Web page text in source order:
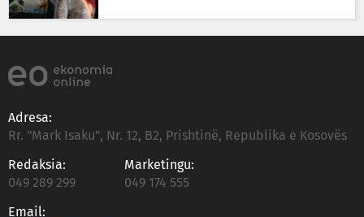
Adresa:
Rr. "Mark Isaku", Nr. 12, B2, Prishtinë, Republika e Kosovës
Redaksia:
049 289 299
Marketingu:
049 174 555
Email: